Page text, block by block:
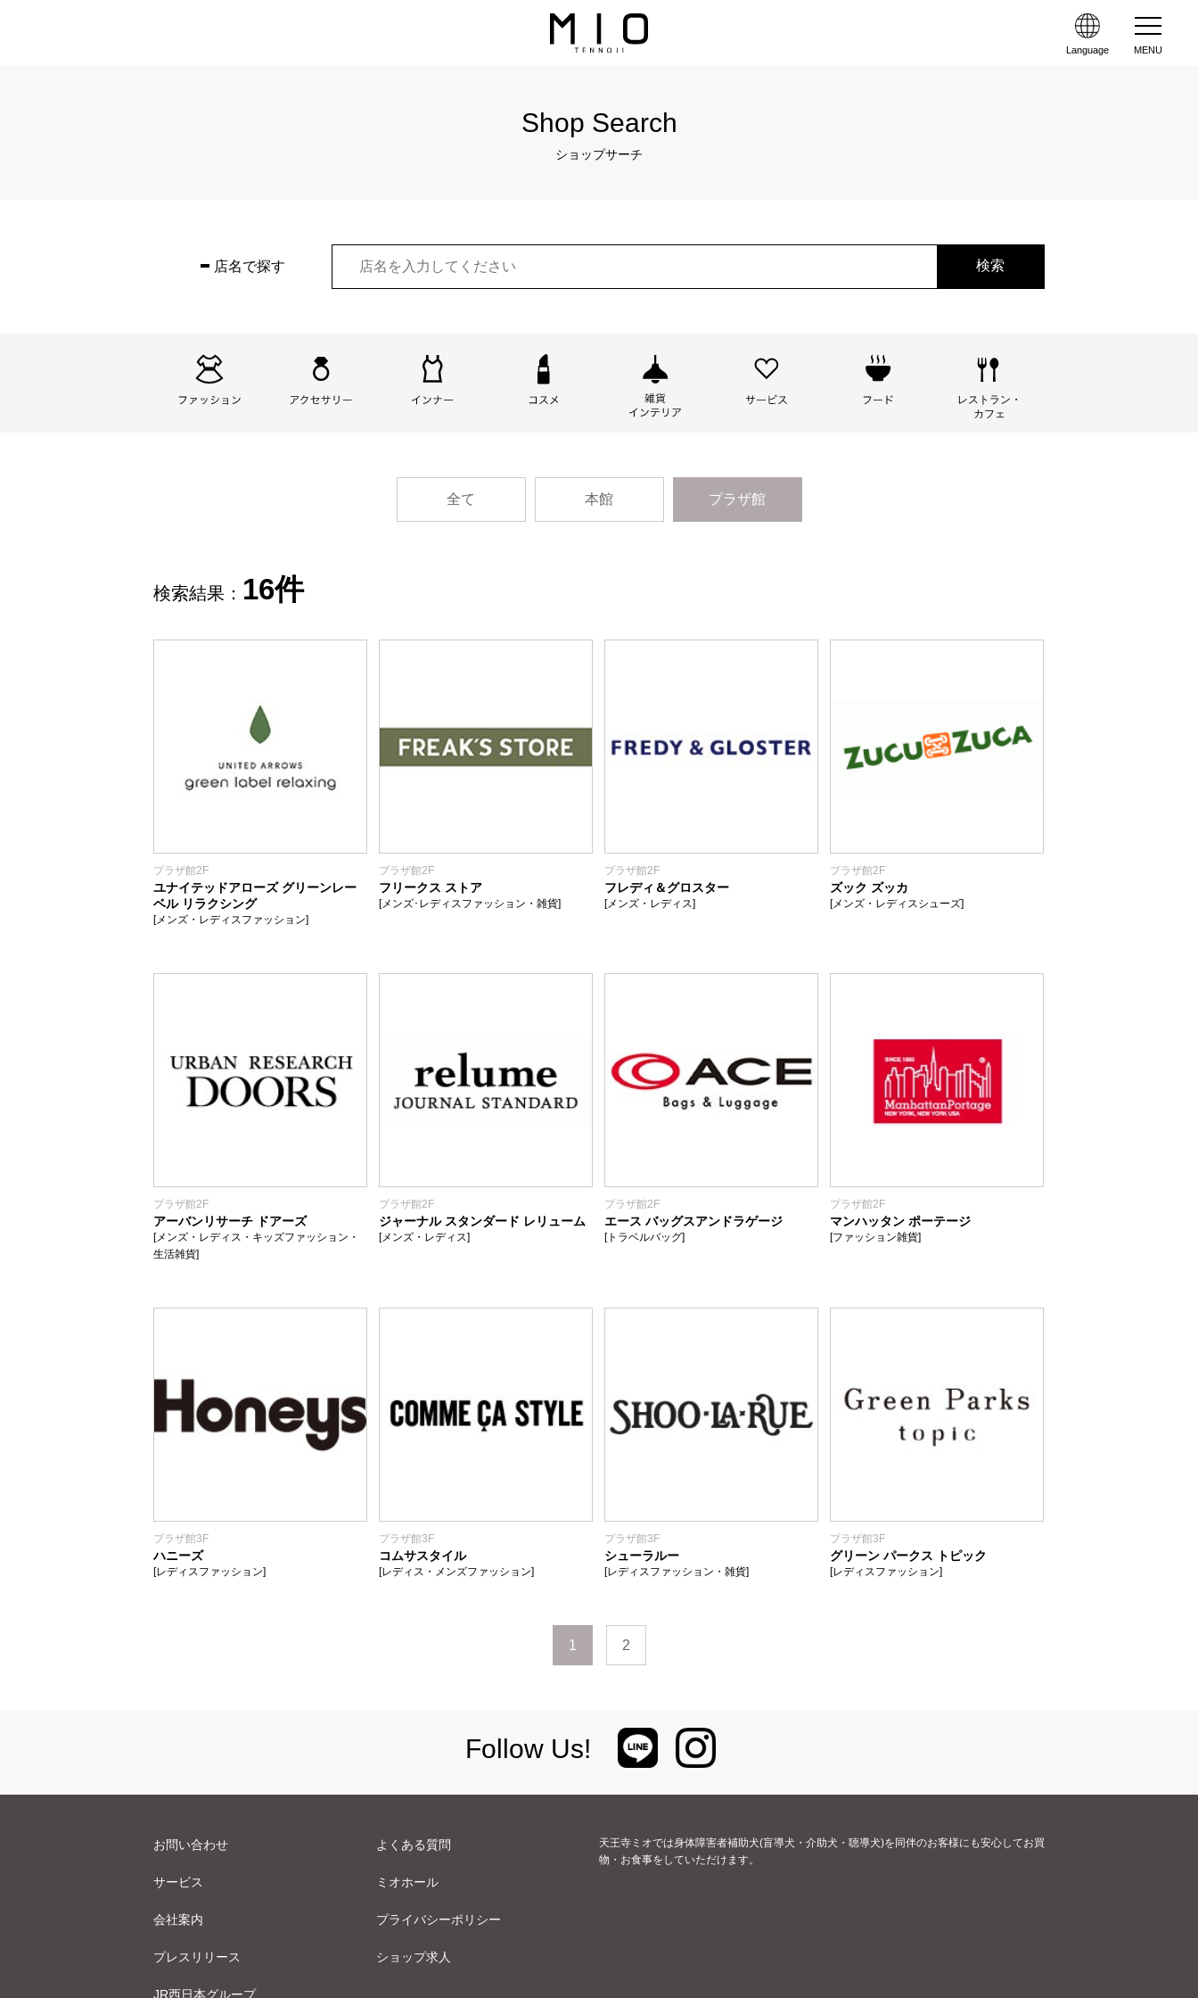
Language MENU
Shop Search
ショップサーチ
店名で探す
全て 本館 プラザ館
検索結果： 16件
プラザ館2F
ユナイテッドアローズ グリーンレー
ベル リラクシング
[メンズ・レディスファッション]
プラザ館2F
フリークス ストア
[メンズ･レディスファッション・雑貨]
プラザ館2F
フレディ＆グロスター
[メンズ・レディス]
プラザ館2F
ズック ズッカ
[メンズ・レディスシューズ]
プラザ館2F
アーバンリサーチ ドアーズ
[メンズ・レディス・キッズファッション・
生活雑貨]
プラザ館2F
ジャーナル スタンダード レリューム
[メンズ・レディス]
プラザ館2F
エース バッグスアンドラゲージ
[トラベルバッグ]
プラザ館2F
マンハッタン ポーテージ
[ファッション雑貨]
プラザ館3F
ハニーズ
[レディスファッション]
プラザ館3F
コムサスタイル
[レディス・メンズファッション]
プラザ館3F
シューラルー
[レディスファッション・雑貨]
プラザ館3F
グリーン パークス トピック
[レディスファッション]
1 2
Follow Us!
お問い合わせ よくある質問
サービス ミオホール
会社案内 プライバシーポリシー
プレスリリース ショップ求人
JR西日本グループ
天王寺ミオでは身体障害者補助犬(盲導犬・介助犬・聴導犬)を同伴のお客様にも安心してお買
物・お食事をしていただけます。